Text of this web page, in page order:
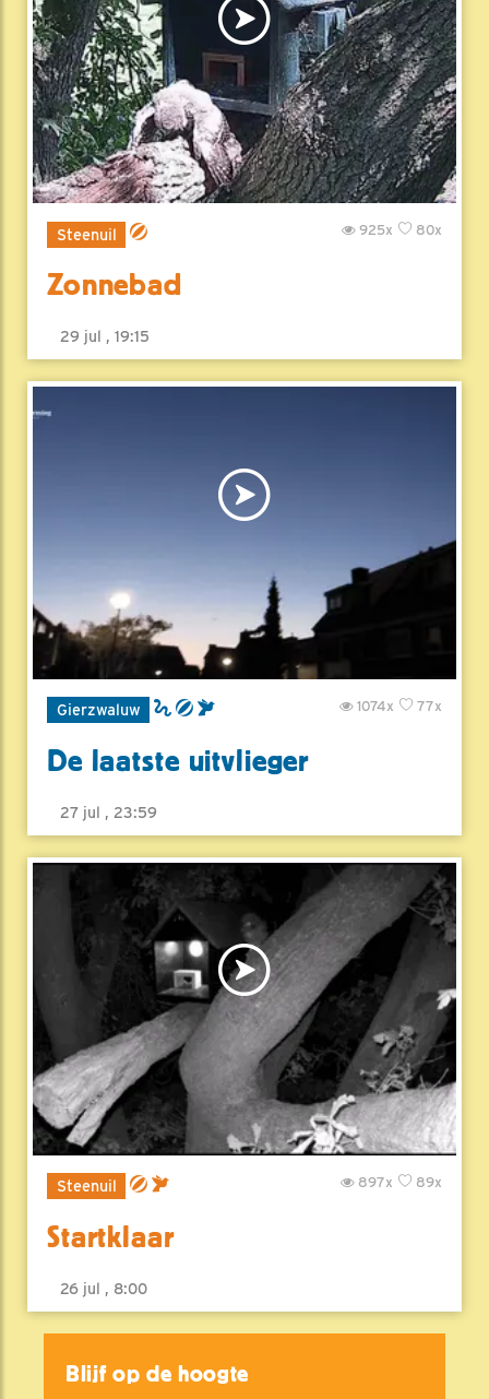
Steenuil 80x
925x
Zonnebad
29 jul , 19:15
Gierzwaluw 77x
1074x
De laatste uitvlieger
27 jul , 23:59
Steenuil 89x
897x
Startklaar
26 jul , 8:00
Blijf op de hoogte